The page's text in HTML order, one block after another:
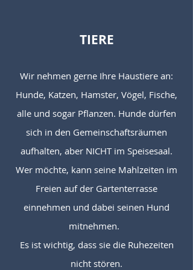
TIERE
Wir nehmen gerne Ihre Haustiere an:
Hunde, Katzen, Hamster, Vögel, Fische,
alle und sogar Pflanzen. Hunde dürfen
sich in den Gemeinschaftsräumen
aufhalten, aber NICHT im Speisesaal.
Wer möchte, kann seine Mahlzeiten im
Freien auf der Gartenterrasse
einnehmen und dabei seinen Hund
mitnehmen.
Es ist wichtig, dass sie die Ruhezeiten
nicht stören.